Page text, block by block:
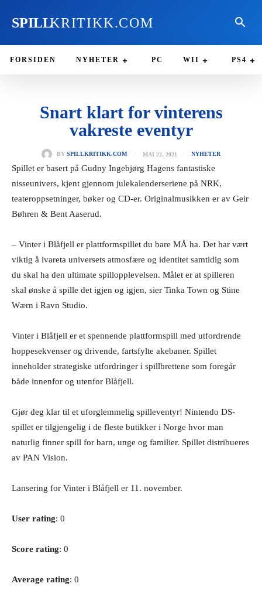
SPILLKRITIKK.COM
FORSIDEN NYHETER PC WII PS4
Snart klart for vinterens
vakreste eventyr
BY SPILLKRITIKK.COM MAI 22, 2021 NYHETER
Spillet er basert på Gudny Ingebjørg Hagens fantastiske
nisseunivers, kjent gjennom julekalenderseriene på NRK,
teateroppsetninger, bøker og CD-er. Originalmusikken er av Geir
Bøhren & Bent Aaserud.
– Vinter i Blåfjell er plattformspillet du bare MÅ ha. Det har vært
viktig å ivareta universets atmosfære og identitet samtidig som
du skal ha den ultimate spillopplevelsen. Målet er at spilleren
skal ønske å spille det igjen og igjen, sier Tinka Town og Stine
Wærn i Ravn Studio.
Vinter i Blåfjell er et spennende plattformspill med utfordrende
hoppesekvenser og drivende, fartsfylte akebaner. Spillet
inneholder strategiske utfordringer i spillbrettene som foregår
både innenfor og utenfor Blåfjell.
Gjør deg klar til et uforglemmelig spilleventyr! Nintendo DS-
spillet er tilgjengelig i de fleste butikker i Norge hvor man
naturlig finner spill for barn, unge og familier. Spillet distribueres
av PAN Vision.
Lansering for Vinter i Blåfjell er 11. november.
User rating: 0
Score rating: 0
Average rating: 0